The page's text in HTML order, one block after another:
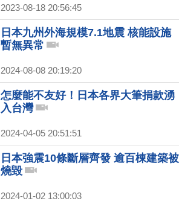
2023-08-18 20:56:45
日本九州外海規模7.1地震 核能設施
暫無異常
2024-08-08 20:19:20
怎麼能不友好！日本各界大筆捐款湧
入台灣
2024-04-05 20:51:51
日本強震10條斷層齊發 逾百棟建築被
燒毀
2024-01-02 13:00:03